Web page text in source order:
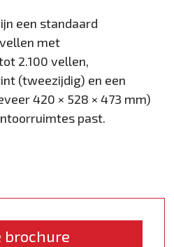
brochure
een standaard
met
2.100 vellen,
(twee­zijdig) en een
420 × 528 × 473 mm)
past.